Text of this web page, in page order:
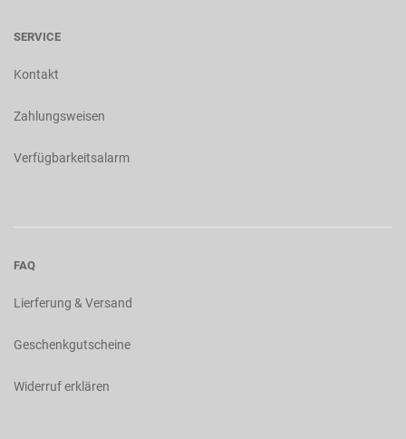
SERVICE
Kontakt
Zahlungsweisen
Verfügbarkeitsalarm
FAQ
Lierferung & Versand
Geschenkgutscheine
Widerruf erklären